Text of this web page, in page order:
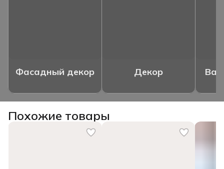
Фасадный декор Декор
Похожие товары